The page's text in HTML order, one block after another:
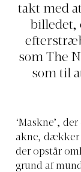
takt med
billedet,
som The
som til
‘Maskne’,
akne, dækker
der opstår
grund af